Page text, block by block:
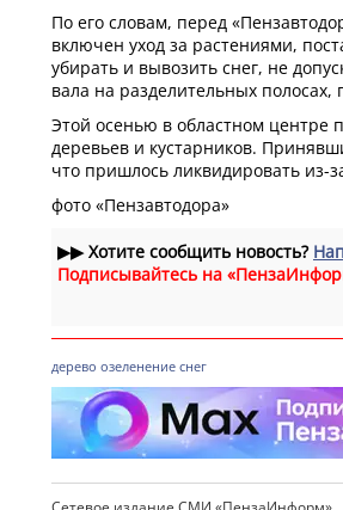
По его словам, перед
включен уход за растениями,
убирать и вывозить снег, не
вала на разделительных
Этой осенью в областном центре
деревьев и кустарников.
что пришлось ликвидировать из-
фото «Пензавтодора»
▶▶Хотите сообщить новость?
Подписывайтесь на
дерево озеленение снег